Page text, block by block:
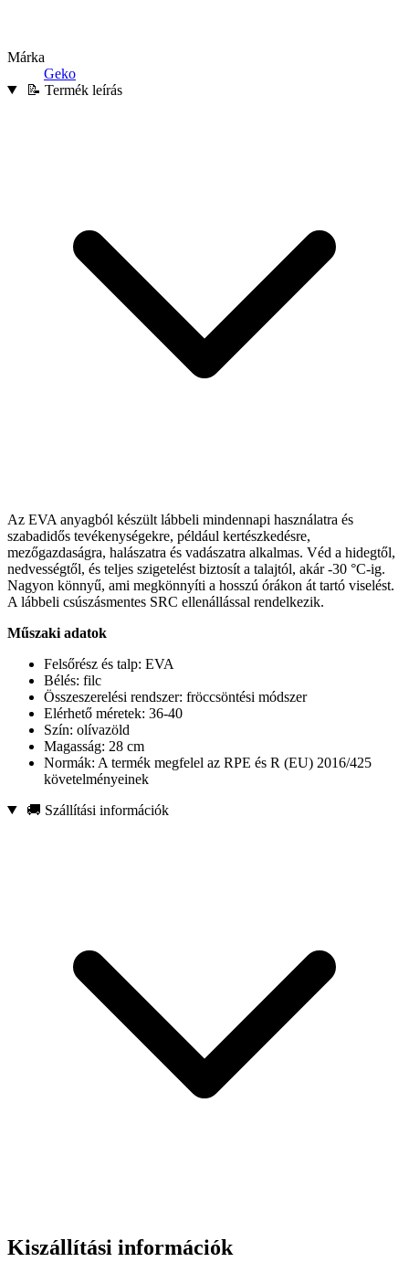
Márka
Geko
📝 Termék leírás
Az EVA anyagból készült lábbeli mindennapi használatra és
szabadidős tevékenységekre, például kertészkedésre,
mezőgazdaságra, halászatra és vadászatra alkalmas. Véd a hidegtől,
nedvességtől, és teljes szigetelést biztosít a talajtól, akár -30 °C-ig.
Nagyon könnyű, ami megkönnyíti a hosszú órákon át tartó viselést.
A lábbeli csúszásmentes SRC ellenállással rendelkezik.
Műszaki adatok
Felsőrész és talp: EVA
Bélés: filc
Összeszerelési rendszer: fröccsöntési módszer
Elérhető méretek: 36-40
Szín: olívazöld
Magasság: 28 cm
Normák: A termék megfelel az RPE és R (EU) 2016/425
követelményeinek
🚚 Szállítási információk
Kiszállítási információk